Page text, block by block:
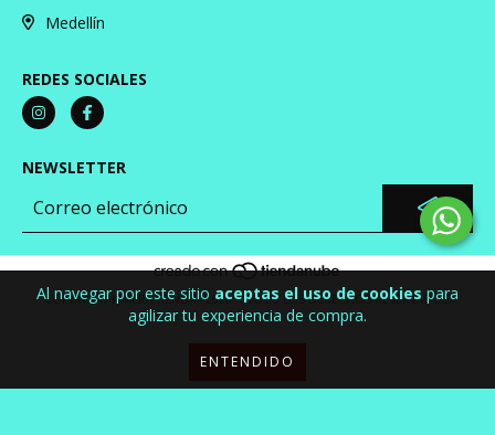
Al navegar por este sitio aceptas el uso de cookies para
agilizar tu experiencia de compra.
ENTENDIDO
Medellín
REDES SOCIALES
NEWSLETTER
COPYRIGHT KIMERA TIENDA - 2026. TODOS LOS DERECHOS RESERVADOS.